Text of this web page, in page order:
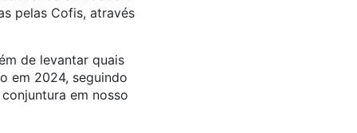
pelas Cofis, através
de levantar quais
em 2024, seguindo
em nosso